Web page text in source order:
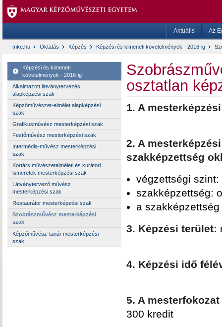
Aktuális Az
mke.hu Oktatás Képzés Képzési és kimeneti követelmények - 2016-ig
Képzési és kimeneti
követelmények - 2016-ig
Alkalmazott látványtervezés
alapképzési szak
Képzőművészet-elmélet alapképzési
szak
Grafikusművész mesterképzési szak
Festőművész mesterképzési szak
Intermédia-művész mesterképzési
szak
Kortárs művészetelméleti és kurátori
ismeretek mesterképzési szak
Látványtervező művész
mesterképzési szak
Restaurátor mesterképzési szak
Szobrászművész mesterképzési
szak
Képzőművész-tanár mesterképzési
szak
osztatlan
1. A
2. A
szakképzettség
végzettségi
szakképzettség:
a
3. Képzési terület:
4. Képzési idő
5. A
300 kredit